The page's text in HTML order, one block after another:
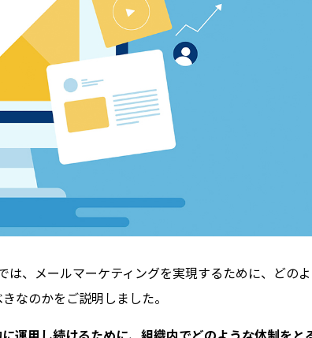
は、メールマーケティングを実現するために、どの
なのかをご説明しました。